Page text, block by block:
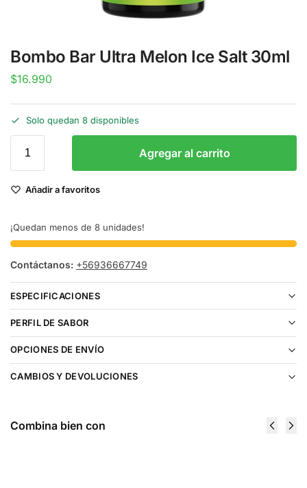
Bombo Bar Ultra Melon Ice Salt 30ml
$16.990
Solo quedan 8 disponibles
Agregar al carrito
Añadir a favoritos
¡Quedan menos de 8 unidades!
Contáctanos: +56936667749
ESPECIFICACIONES
PERFIL DE SABOR
OPCIONES DE ENVÍO
CAMBIOS Y DEVOLUCIONES
Combina bien con